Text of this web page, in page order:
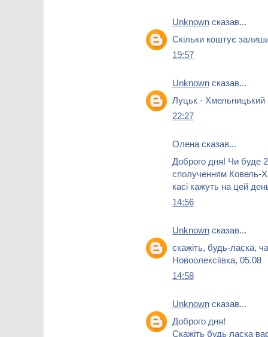
Unknownсказав...
Скільки коштує
19:57
Unknownсказав...
Луцьк - Хмельницький
22:27
Олена сказав...
Доброго дня! Чи буде
сполученням Ковель-
касі кажуть на цей
14:56
Unknownсказав...
скажіть, будь-ласка,
Новоолексіївка, 05.08
14:58
Unknownсказав...
Доброго дня!
Скажіть будь ласка